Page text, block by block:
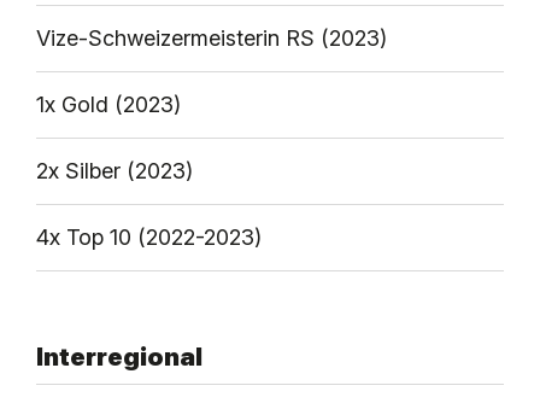
Vize-Schweizermeisterin RS (2023)
1x Gold (2023)
2x Silber (2023)
4x Top 10 (2022-2023)
Interregional